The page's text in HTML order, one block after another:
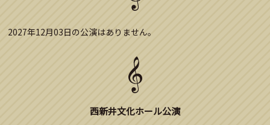
2027年12月03日の公演はありません。
西新井文化ホール公演